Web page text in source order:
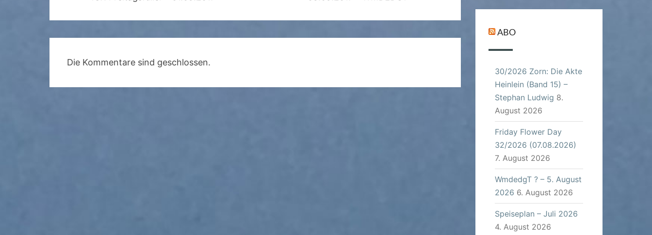
Die Kommentare sind geschlossen.
ABO
30/2026 Zorn: Die Akte
Heinlein (Band 15) –
Stephan Ludwig 8.
August 2026
Friday Flower Day
32/2026 (07.08.2026)
7. August 2026
WmdedgT ? – 5. August
2026 6. August 2026
Speiseplan – Juli 2026
4. August 2026